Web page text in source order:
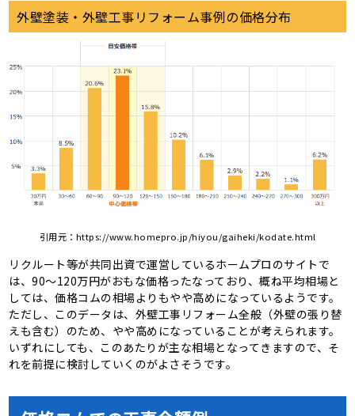
外壁塗装・外壁⼯事リフォーム事例の価格分布
引⽤元： https://www.homepro.jp/hiyou/gaiheki/kodate.html
リクルート等が共同出資で運営しているホームプロのサイトで
は、90〜120万円がおもな価格ったなっており、概ね平均相場と
しては、価格コムの相場よりもやや高めになっているようです。
ただし、このデータは、外壁工事リフォーム全般（外壁の張り替
えも含む）のため、やや高めになっていることが考えられます。
いずれにしても、このあたりが主な相場となってきますので、そ
れを前提に検討していくのがよさそうです。